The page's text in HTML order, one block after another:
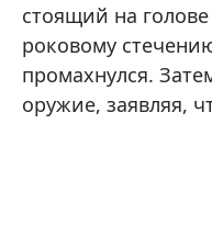
стоящий на
роковому
промахнулся.
оружие, заявляя,